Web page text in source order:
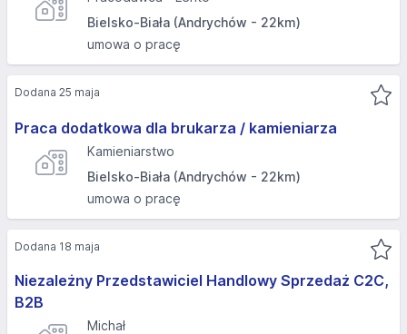
Bielsko-Biała (Andrychów - 22km)
umowa o pracę
Praca dodatkowa dla brukarza / kamieniarza
Kamieniarstwo
Bielsko-Biała (Andrychów - 22km)
umowa o pracę
Dodana 25 maja
Niezależny Przedstawiciel Handlowy Sprzedaż C2C,
B2B
Michał
Dodana 18 maja